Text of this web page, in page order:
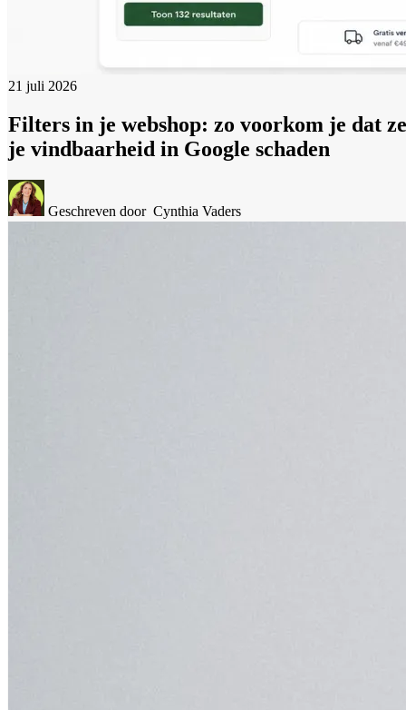
21 juli 2026
Filters in je webshop: zo voorkom je dat ze
je vindbaarheid in Google schaden
Geschreven door Cynthia Vaders